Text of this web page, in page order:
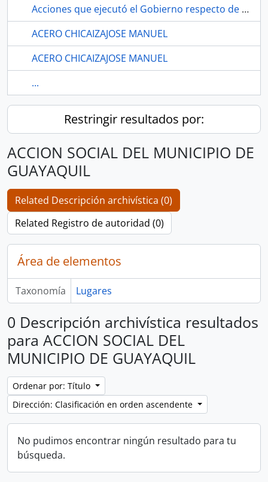
Acciones que ejecutó el Gobierno respecto de la invasión del territorio ecuatoriano por parte del Gobierno colombiano en marzo del 2008
ACERO CHICAIZAJOSE MANUEL
ACERO CHICAIZAJOSE MANUEL
...
Restringir resultados por:
ACCION SOCIAL DEL MUNICIPIO DE
GUAYAQUIL
Related Descripción archivística (0)
Related Registro de autoridad (0)
Área de elementos
Taxonomía Lugares
0 Descripción archivística resultados
para ACCION SOCIAL DEL
MUNICIPIO DE GUAYAQUIL
Ordenar por: Título
Dirección: Clasificación en orden ascendente
No pudimos encontrar ningún resultado para tu
búsqueda.